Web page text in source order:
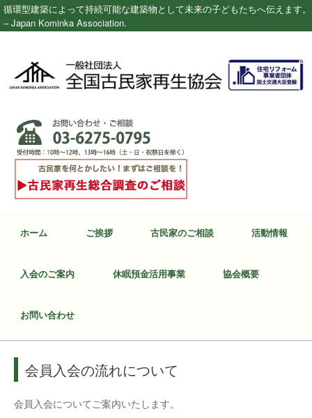
循環型建築によって持続可能な建築物として未来の子どもたちへ伝えます。
– Japan Kominka Association.
ホーム ご挨拶 古民家のご相談 活動情報
入会のご案内 休眠預金活用事業 協会概要
お問い合わせ
会員入会の流れについて
会員入会についてご案内いたします。